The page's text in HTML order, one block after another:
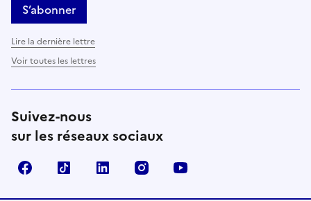
S’abonner
Lire la dernière lettre
Voir toutes les lettres
Suivez-nous
sur les réseaux sociaux
FacebookTikTok LinkedIn Instagram